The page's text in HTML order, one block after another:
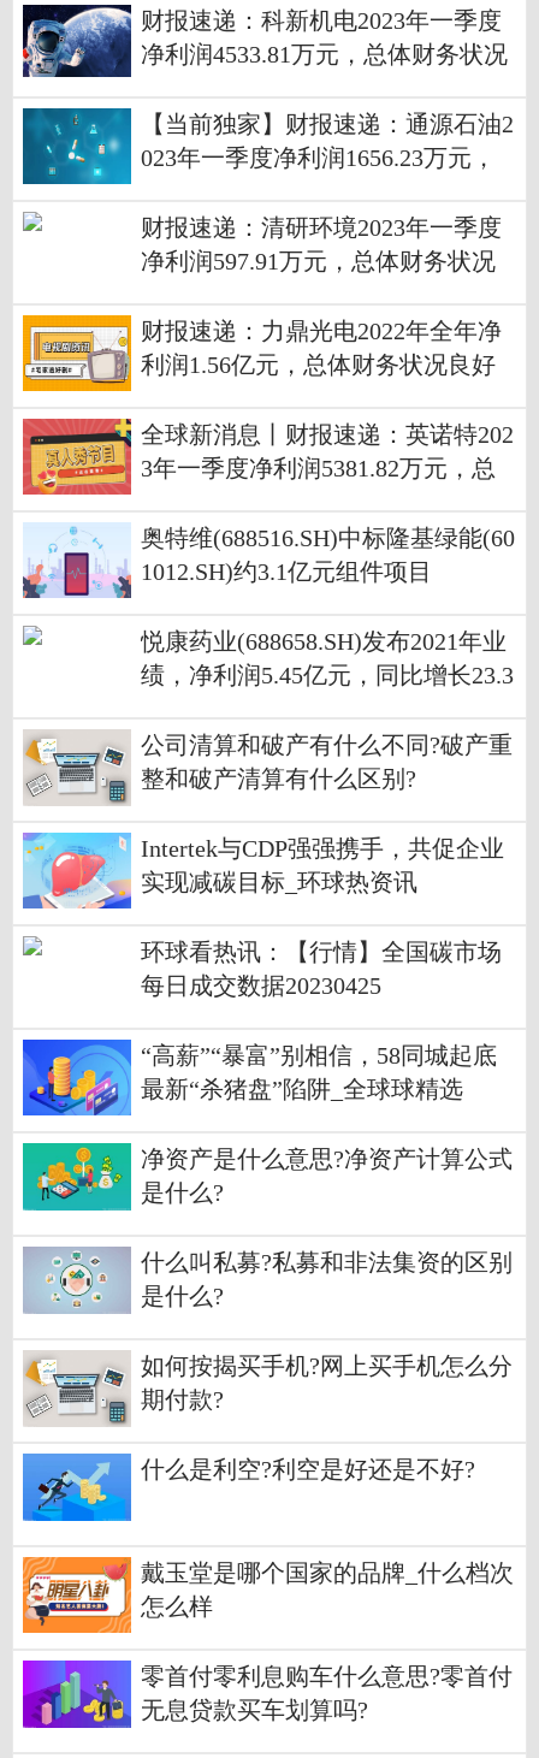
财报速递：科新机电2023年一季度
净利润4533.81万元，总体财务状况
【当前独家】财报速递：通源石油2
023年一季度净利润1656.23万元，
财报速递：清研环境2023年一季度
净利润597.91万元，总体财务状况
财报速递：力鼎光电2022年全年净
利润1.56亿元，总体财务状况良好
全球新消息丨财报速递：英诺特202
3年一季度净利润5381.82万元，总
奥特维(688516.SH)中标隆基绿能(60
1012.SH)约3.1亿元组件项目
悦康药业(688658.SH)发布2021年业
绩，净利润5.45亿元，同比增长23.3
公司清算和破产有什么不同?破产重
整和破产清算有什么区别?
Intertek与CDP强强携手，共促企业
实现减碳目标_环球热资讯
环球看热讯：【行情】全国碳市场
每日成交数据20230425
“高薪”“暴富”别相信，58同城起底
最新“杀猪盘”陷阱_全球球精选
净资产是什么意思?净资产计算公式
是什么?
什么叫私募?私募和非法集资的区别
是什么?
如何按揭买手机?网上买手机怎么分
期付款?
什么是利空?利空是好还是不好?
戴玉堂是哪个国家的品牌_什么档次
怎么样
零首付零利息购车什么意思?零首付
无息贷款买车划算吗?